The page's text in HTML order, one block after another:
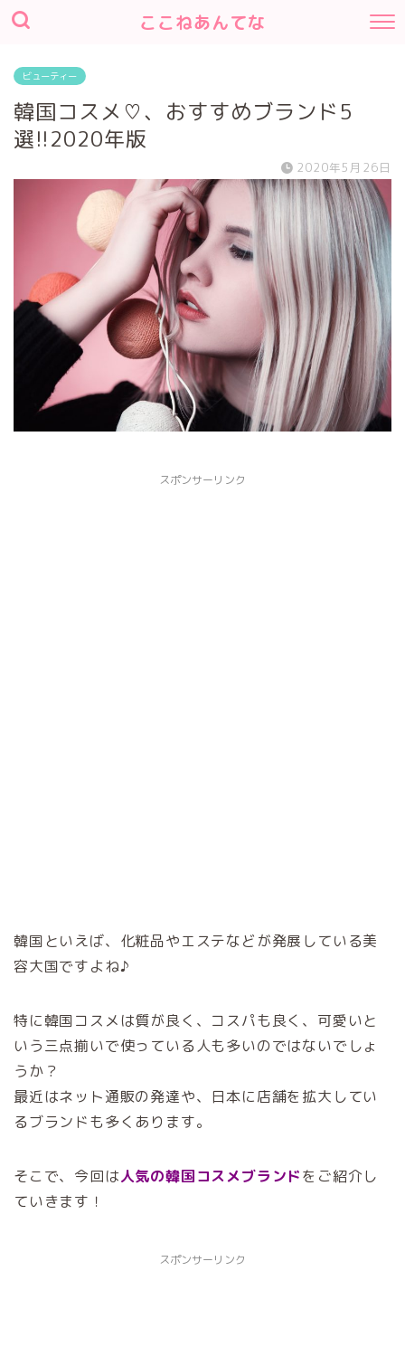
ここねあんてな
ビューティー
韓国コスメ♡、おすすめブランド5
選!!2020年版
2020年5月26日
スポンサーリンク
韓国といえば、化粧品やエステなどが発展している美
容大国ですよね♪
特に韓国コスメは質が良く、コスパも良く、可愛いと
いう三点揃いで使っている人も多いのではないでしょ
うか？
最近はネット通販の発達や、日本に店舗を拡大してい
るブランドも多くあります。
そこで、今回は人気の韓国コスメブランドをご紹介し
ていきます！
スポンサーリンク